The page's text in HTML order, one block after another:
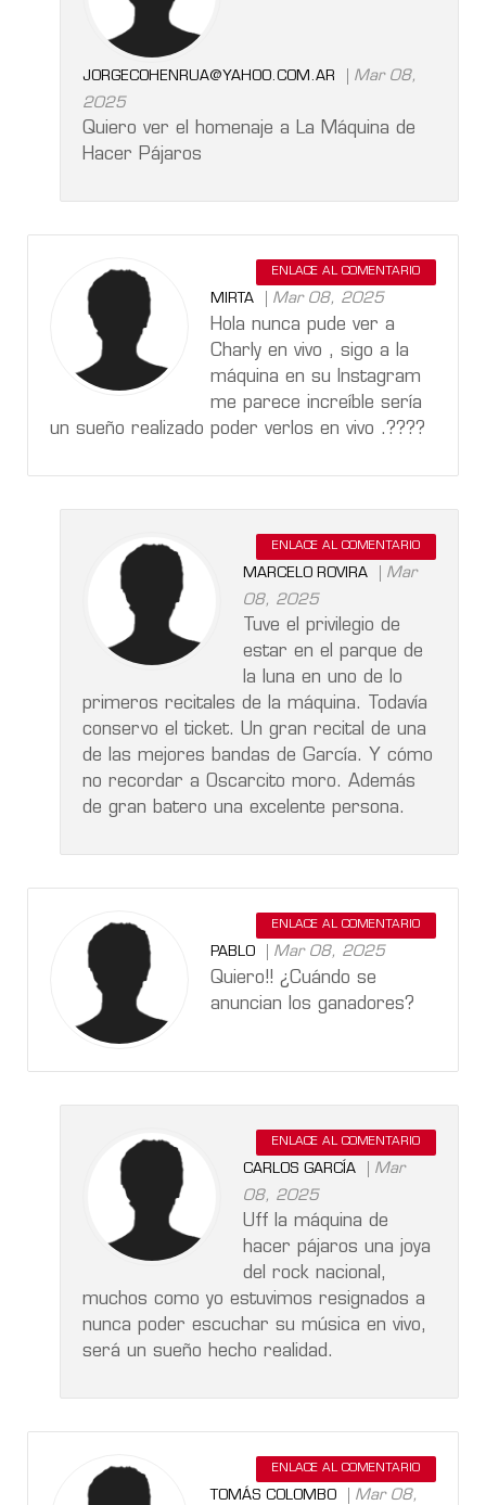
JORGECOHENRUA@YAHOO.COM.AR
Mar 08,
2025
Quiero ver el homenaje a La Máquina de
Hacer Pájaros
ENLACE AL COMENTARIO
MIRTA Mar 08, 2025
Hola nunca pude ver a
Charly en vivo , sigo a la
máquina en su Instagram
me parece increíble sería
un sueño realizado poder verlos en vivo .????
ENLACE AL COMENTARIO
MARCELO ROVIRA
Mar
08, 2025
Tuve el privilegio de
estar en el parque de
la luna en uno de lo
primeros recitales de la máquina. Todavía
conservo el ticket. Un gran recital de una
de las mejores bandas de García. Y cómo
no recordar a Oscarcito moro. Además
de gran batero una excelente persona.
ENLACE AL COMENTARIO
PABLO Mar 08, 2025
Quiero!! ¿Cuándo se
anuncian los ganadores?
ENLACE AL COMENTARIO
CARLOS GARCÍA
Mar
08, 2025
Uff la máquina de
hacer pájaros una joya
del rock nacional,
muchos como yo estuvimos resignados a
nunca poder escuchar su música en vivo,
será un sueño hecho realidad.
ENLACE AL COMENTARIO
TOMÁS COLOMBO
Mar 08,